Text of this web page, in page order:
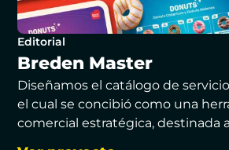
Editorial
Breden Master
Diseñamos el catálogo de
el cual se concibió como una
comercial estratégica, destinada